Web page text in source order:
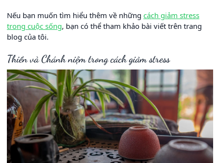
Nếu bạn muốn tìm hiểu thêm về những cách giảm stress
trong cuộc sống, bạn có thể tham khảo bài viết trên trang
blog của tôi.
Thiền và Chánh niệm trong cách giảm stress